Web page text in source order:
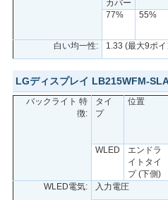
カバー
77%
55%
白い均一性:
1.33 (最大9ポ
LGディスプレイ LB215WFM-
バックライト 特
徴:
タイ
プ
位置
WLED
エンドラ
イトタイ
プ (下側)
WLED電気: 入力電圧